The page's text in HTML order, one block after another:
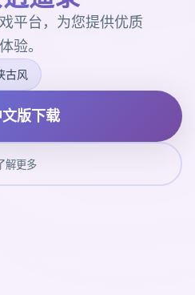
平台，为您提供优质
验。
古风
文版下载
了解更多